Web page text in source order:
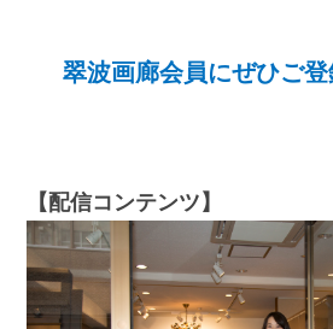
翠波画廊会員にぜひご
【配信コンテンツ】